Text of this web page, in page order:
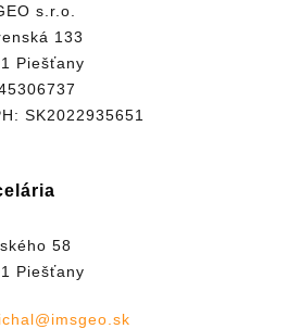
s.r.o.
133
Piešťany
SK2022935651
58
Piešťany